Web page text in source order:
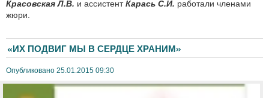
Красовская Л.В. и ассистентКарась С.И. работали членами
жюри.
«ИХ ПОДВИГ МЫ В СЕРДЦЕ ХРАНИМ»
Опубликовано 25.01.2015 09:30